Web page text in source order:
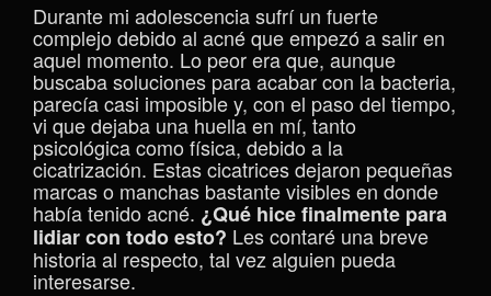
Durante mi adolescencia sufrí un fuerte
complejo debido al acné que empezó a salir en
aquel momento. Lo peor era que, aunque
buscaba soluciones para acabar con la bacteria,
parecía casi imposible y, con el paso del tiempo,
vi que dejaba una huella en mí, tanto
psicológica como física, debido a la
cicatrización. Estas cicatrices dejaron pequeñas
marcas o manchas bastante visibles en donde
había tenido acné. ¿Qué hice finalmente para
lidiar con todo esto? Les contaré una breve
historia al respecto, tal vez alguien pueda
interesarse.